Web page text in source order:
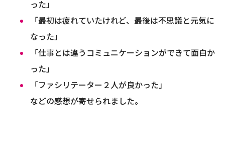
った」
「最初は疲れていたけれど、最後は不思議と元気に
なった」
「仕事とは違うコミュニケーションができて面白か
った」
「ファシリテーター２人が良かった」
などの感想が寄せられました。